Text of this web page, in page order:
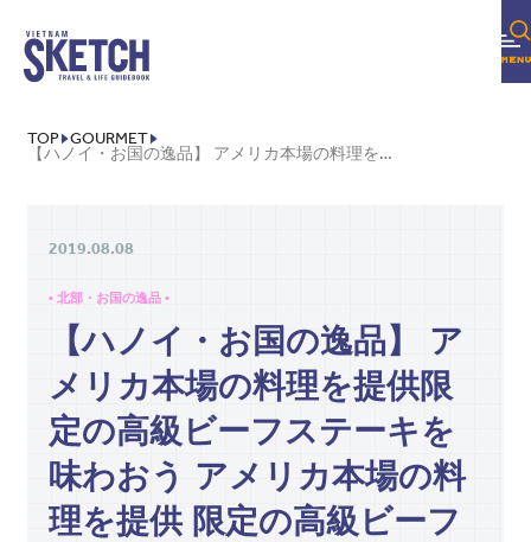
TOP GOURMET
【ハノイ・お国の逸品】 アメリカ本場の料理を提供限定の高級ビーフステーキを味わおう アメリカ本場の料理を提供 限定の高級ビーフステーキを味わおう［西洋・各国料理］
2019.08.08
• 北部・お国の逸品 •
【ハノイ・お国の逸品】 ア
メリカ本場の料理を提供限
定の高級ビーフステーキを
味わおう アメリカ本場の料
理を提供 限定の高級ビーフ